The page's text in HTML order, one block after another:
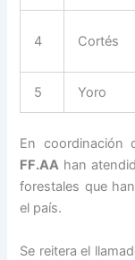
4 Cortés
5 Yoro
En coordinación
FF.AA han
forestales que
el país.
Se reitera el